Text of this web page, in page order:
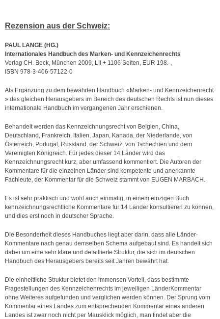
Domainrecht
Designrecht
Datenschutzrecht
Prof. Dr. Paul Lange
Monika Wenz
Dr. Carolin Möller
Handbücher
Lange, Internationales Handbuch des Marken- und
Lange, International trade mark and signs protection
Rezension aus der Schweiz:
PAUL LANGE (HG.)
Internationales Handbuch des Marken- und Kennzeichenrechts
Verlag CH. Beck, München 2009, LII + 1106 Seiten, EUR 198.-,
ISBN 978-3-406-57122-0
Als Ergänzung zu dem bewährten Handbuch «Marken- und Kennzeichenrecht
» des gleichen Herausgebers im Bereich des deutschen Rechts ist nun dieses
internationale Handbuch im vergangenen Jahr erschienen.
Behandelt werden das Kennzeichnungsrecht von Belgien, China,
Deutschland, Frankreich, Italien, Japan, Kanada, der Niederlande, von
Österreich, Portugal, Russland, der Schweiz, von Tschechien und dem
Vereinigten Königreich. Für jedes dieser 14 Länder wird das
Kennzeichnungsrecht kurz, aber umfassend kommentiert. Die Autoren der
Kommentare für die einzelnen Länder sind kompetente und anerkannte
Fachleute, der Kommentar für die Schweiz stammt von EUGEN MARBACH.
Es ist sehr praktisch und wohl auch einmalig, in einem einzigen Buch
kennzeichnungsrechtliche Kommentare für 14 Länder konsultieren zu können,
und dies erst noch in deutscher Sprache.
Die Besonderheit dieses Handbuches liegt aber darin, dass alle Länder-
Kommentare nach genau demselben Schema aufgebaut sind. Es handelt sich
dabei um eine sehr klare und detaillierte Struktur, die sich im deutschen
Handbuch des Herausgebers bereits seit Jahren bewährt hat.
Die einheitliche Struktur bietet den immensen Vorteil, dass bestimmte
Fragestellungen des Kennzeichenrechts im jeweiligen LänderKommentar
ohne Weiteres aufgefunden und verglichen werden können. Der Sprung vom
Kommentar eines Landes zum entsprechenden Kommentar eines anderen
Landes ist zwar noch nicht per Mausklick möglich, man findet aber die